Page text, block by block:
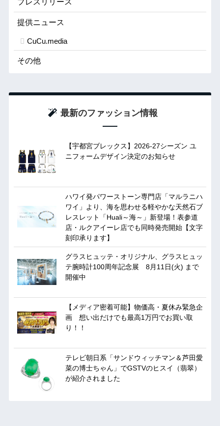
提供ニュース
CuCu.media
その他
最新のファッション情報
【宇都宮ブレックス】2026-27シーズン ユ
ニフォームデザイン決定のお知らせ
ハワイ発パワーストーン専門店「マルラニハ
ワイ」より、海を思わせる軽やかな天然石ブ
レスレット「Huali～海～」新登場！表参道
店・ルクアイーレ店でも同時発売開始【文字
刻印承ります】
グラスヒュッテ・オリジナル、グラスヒュッ
テ腕時計100周年記念展 8月11日(火) まで
開催中
【メディア密着可能】物価高・夏休み緊急企
画 想い出だけでも最高1万円でお買い取
り！！
テレビ朝日系「サンドウィッチマン＆芦田愛
菜の博士ちゃん」でGSTVのヒスイ（翡翠）
が紹介されました